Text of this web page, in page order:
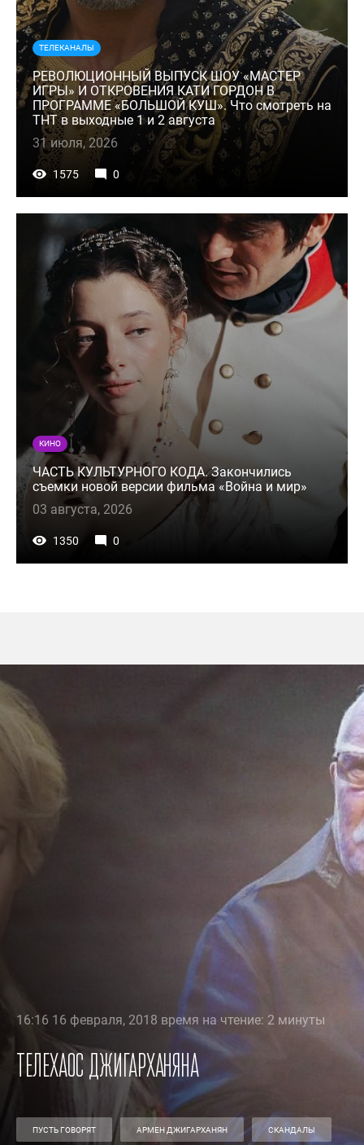
ТЕЛЕКАНАЛЫ
РЕВОЛЮЦИОННЫЙ ВЫПУСК ШОУ «МАСТЕР
ИГРЫ» И ОТКРОВЕНИЯ КАТИ ГОРДОН В
ПРОГРАММЕ «БОЛЬШОЙ КУШ». Что смотреть на
ТНТ в выходные 1 и 2 августа
31 июля, 2026
1575 0
КИНО
ЧАСТЬ КУЛЬТУРНОГО КОДА. Закончились
съемки новой версии фильма «Война и мир»
03 августа, 2026
1350 0
16:16 16 февраля, 2018 время на чтение: 2 минуты
Телехаос Джигарханяна
ПУСТЬ ГОВОРЯТ АРМЕН ДЖИГАРХАНЯН СКАНДАЛЫ